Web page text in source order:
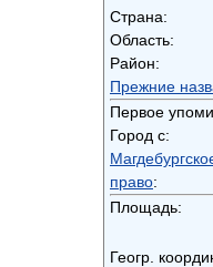
Страна:
Область:
Район:
Прежние
Первое
Город с:
право:
Площадь:
Геогр.